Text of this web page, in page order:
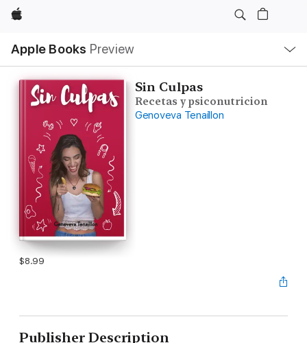
Apple
Apple Books Preview
Nav
Open
Menu
Sin Culpas
Recetas y psiconutricion
Genoveva Tenaillon
$8.99
Publisher Description